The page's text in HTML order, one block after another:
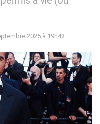
2025 à 19h43